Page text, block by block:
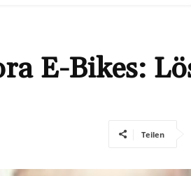
E-Bikes:
Teilen